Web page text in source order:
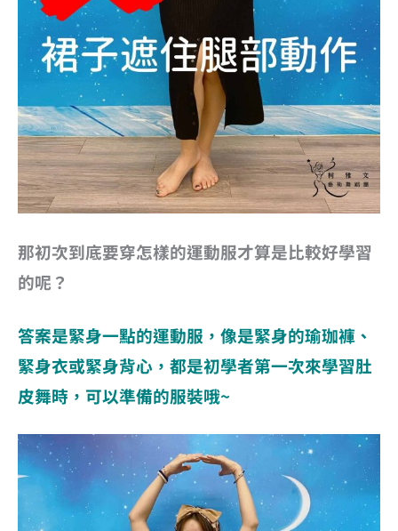
那初次到底要穿怎樣的運動服才算是比較好學習
的呢？
答案是緊身一點的運動服，像是緊身的瑜珈褲、
緊身衣或緊身背心，都是初學者第一次來學習肚
皮舞時，可以準備的服裝哦~